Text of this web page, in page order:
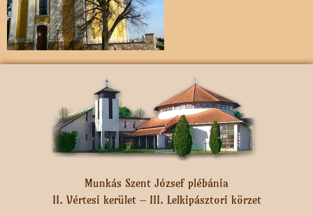
Munkás Szent József plébánia
II. Vértesi kerület – III. Lelkipásztori körzet